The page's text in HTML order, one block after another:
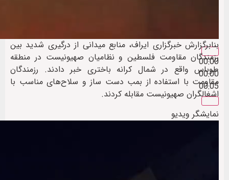
00:00
00:00
00:05
بنابرگزارش خبرگزاری ایراف، منابع میدانی از درگیری شدید بین
رزمندگان مقاومت فلسطین و نظامیان صهیونیست در منطقه
طوباس واقع در شمال کرانه باختری خبر دادند. رزمندگان
مقاومت با استفاده از بمب دست ساز و سلاح‌های مناسب با
اشغالگران صهیونیست مقابله کردند.
نمایشگر ویدیو